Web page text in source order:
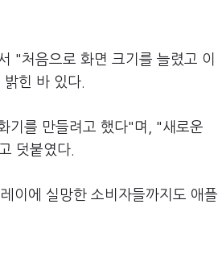
"처음으로 화면 크기를 늘렸고 이
힌 바 있다.
기를 만들려고 했다"며, "새로운
덧붙였다.
이에 실망한 소비자들까지도 애플